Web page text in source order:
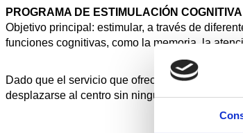
PROGRAMA DE ESTIMULACIÓN
Objetivo principal: estimular, a través de
funciones cognitivas, como la memoria, la
Dado que el servicio que ofrece la Asociación
desplazarse al centro sin ninguna limitación ni